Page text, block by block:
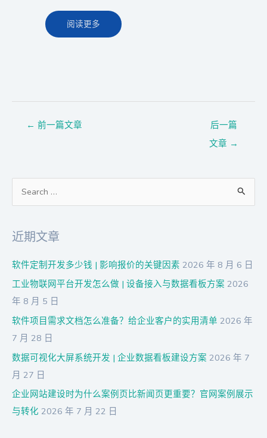
阅读更多
← 前一篇文章
后一篇
文章 →
近期文章
软件定制开发多少钱 | 影响报价的关键因素 2026 年 8 月 6 日
工业物联网平台开发怎么做 | 设备接入与数据看板方案 2026
年 8 月 5 日
软件项目需求文档怎么准备？给企业客户的实用清单 2026 年
7 月 28 日
数据可视化大屏系统开发 | 企业数据看板建设方案 2026 年 7
月 27 日
企业网站建设时为什么案例页比新闻页更重要？官网案例展示
与转化 2026 年 7 月 22 日